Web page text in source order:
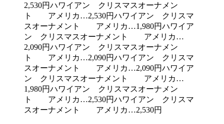
2,530円ハワイアン クリスマスオーナメン
ト アメリカ…2,530円ハワイアン クリスマ
スオーナメント アメリカ…1,980円ハワイア
ン クリスマスオーナメント アメリカ…
2,090円ハワイアン クリスマスオーナメン
ト アメリカ…2,090円ハワイアン クリスマ
スオーナメント アメリカ…2,090円ハワイア
ン クリスマスオーナメント アメリカ…
1,980円ハワイアン クリスマスオーナメン
ト アメリカ…2,530円ハワイアン クリスマ
スオーナメント アメリカ…2,530円